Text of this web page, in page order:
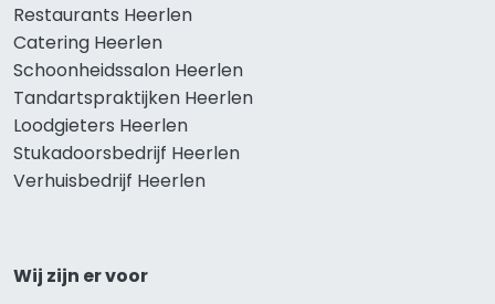
Restaurants Heerlen
Catering Heerlen
Schoonheidssalon Heerlen
Tandartspraktijken Heerlen
Loodgieters Heerlen
Stukadoorsbedrijf Heerlen
Verhuisbedrijf Heerlen
Wij zijn er voor